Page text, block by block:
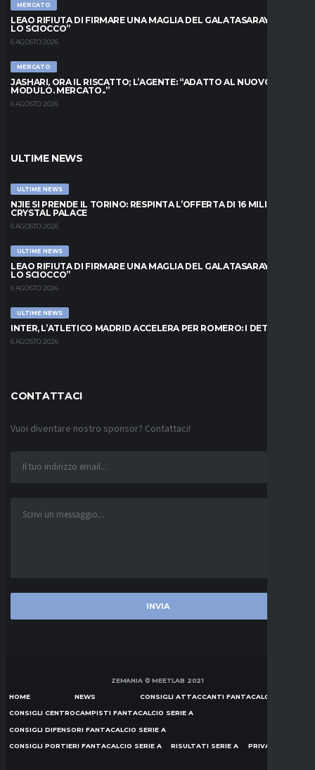
MERCATO
LEAO RIFIUTA DI FIRMARE UNA MAGLIA DEL GALATASARAY: “FAI
LO SCIOCCO”
6 AGOSTO 2026
MERCATO
JASHARI, ORA IL RISCATTO; L’AGENTE: “ADATTO AL NUOVO
MODULO. MERCATO..”
6 AGOSTO 2026
ULTIME NEWS
ULTIME NEWS
NJIE SI PRENDE IL TORINO: RESPINTA L’OFFERTA DI 16 MILIONI DAL
CRYSTAL PALACE
6 AGOSTO 2026
ULTIME NEWS
LEAO RIFIUTA DI FIRMARE UNA MAGLIA DEL GALATASARAY: “FAI
LO SCIOCCO”
6 AGOSTO 2026
ULTIME NEWS
INTER, L’ATLETICO MADRID ACCELERA PER ROMERO: I DETTAGLI
6 AGOSTO 2026
CONTATTACI
Vuoi diventare nostro sponsor? Contattaci!
ZEMANIA © MEETLAB 2021
HOME NEWS CONSIGLI ATTACCANTI FANTACALCIO SERIE A
CONSIGLI CENTROCAMPISTI FANTACALCIO SERIE A
CONSIGLI DIFENSORI FANTACALCIO SERIE A
CONSIGLI PORTIERI FANTACALCIO SERIE A RISULTATI SERIE A PRIVACY POLICY